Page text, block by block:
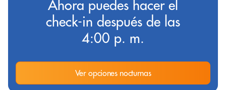
Ahora puedes hacer el
check-in después de las
4:00 p. m.
Ver opciones nocturnas